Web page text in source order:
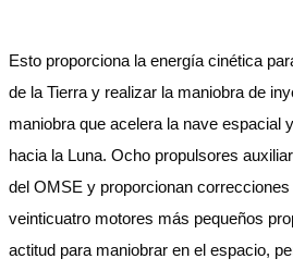
Esto proporciona la energía cinética
de la Tierra y realizar la maniobra de
maniobra que acelera la nave espacial
hacia la Luna. Ocho propulsores
del OMSE y proporcionan
veinticuatro motores más pequeños
actitud para maniobrar en el espacio,